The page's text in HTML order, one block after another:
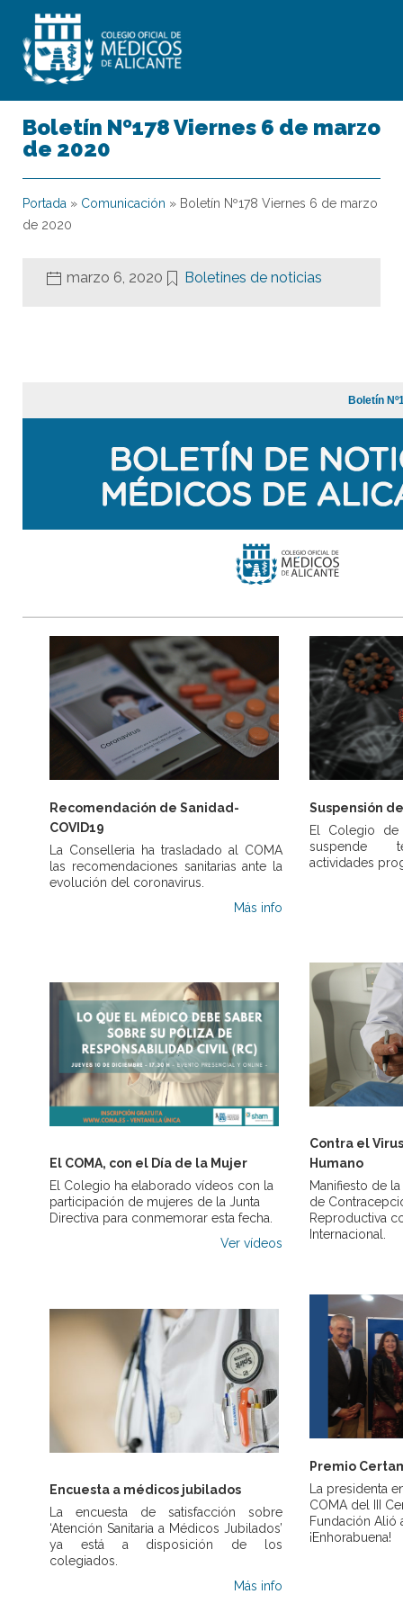
Boletín Nº178 Viernes 6 de marzo
de 2020
Portada » Comunicación » Boletín Nº178 Viernes 6 de marzo
de 2020
marzo 6, 2020 Boletines de noticias
Boletín
Recomendación de Sanidad-
COVID19
La Conselleria ha trasladado al COMA
las recomendaciones sanitarias ante la
evolución del coronavirus.
Más info
El COMA, con el Día de la Mujer
El Colegio ha elaborado vídeos con la
participación de mujeres de la Junta
Directiva para conmemorar esta fecha.
Ver vídeos
Encuesta a médicos jubilados
La encuesta de satisfacción sobre
‘Atención Sanitaria a Médicos Jubilados’
ya está a disposición de los
colegiados.
Más info
Suspensión
El Colegio
suspende
actividades
Contra el
Humano
Manifiesto de
de
Reproductiva
Internacional
Premio
La presidenta
COMA del III
Fundación Alió
¡Enhorabuena!